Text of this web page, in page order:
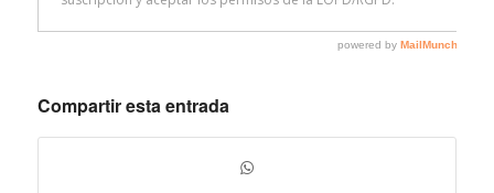
Compartir esta entrada